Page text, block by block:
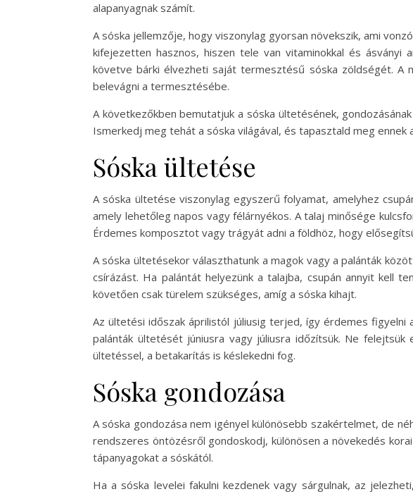
alapanyagnak számít.
A sóska jellemzője, hogy viszonylag gyorsan növekszik, ami
kifejezetten hasznos, hiszen tele van vitaminokkal és
követve bárki élvezheti saját termesztésű sóska zöldségét. A
belevágni a termesztésébe.
A következőkben bemutatjuk a sóska ültetésének,
Ismerkedj meg tehát a sóska világával, és tapasztald meg ennek
Sóska ültetése
A sóska ültetése viszonylag egyszerű folyamat, amelyhez
amely lehetőleg napos vagy félárnyékos. A talaj minősége
Érdemes komposztot vagy trágyát adni a földhöz, hogy
A sóska ültetésekor választhatunk a magok vagy a palánták
csírázást. Ha palántát helyezünk a talajba, csupán annyit kell
követően csak türelem szükséges, amíg a sóska kihajt.
Az ültetési időszak áprilistól júliusig terjed, így érdemes
palánták ültetését júniusra vagy júliusra időzítsük. Ne
ültetéssel, a betakarítás is késlekedni fog.
Sóska gondozása
A sóska gondozása nem igényel különösebb szakértelmet, de
rendszeres öntözésről gondoskodj, különösen a növekedés
tápanyagokat a sóskától.
Ha a sóska levelei fakulni kezdenek vagy sárgulnak, az